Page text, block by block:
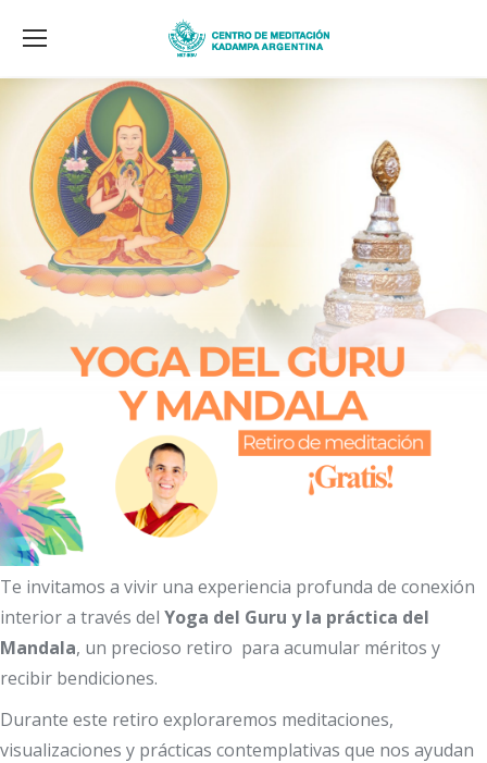
Te invitamos a vivir una experiencia profunda de conexión
interior a través del Yoga del Guru y la práctica del
Mandala, un precioso retiro para acumular méritos y
recibir bendiciones.
Durante este retiro exploraremos meditaciones,
visualizaciones y prácticas contemplativas que nos ayudan